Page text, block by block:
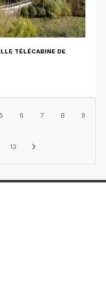
TÉLÉCABINE DE
5 6 7 8 9
13